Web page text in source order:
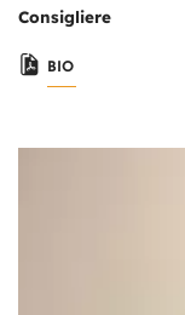
Consigliere
BIO